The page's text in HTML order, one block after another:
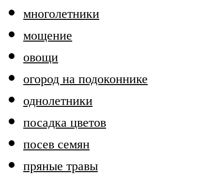
многолетники
мощение
овощи
огород на подоконнике
однолетники
посадка цветов
посев семян
пряные травы